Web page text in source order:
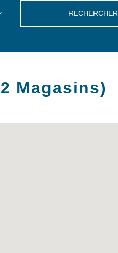
RECHERCHER
2 Magasins)